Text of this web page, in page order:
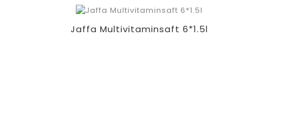
Jaffa Multivitaminsaft 6*1.5l